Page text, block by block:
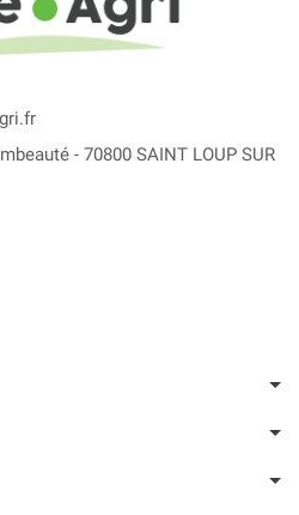
- 70800 SAINT LOUP SUR